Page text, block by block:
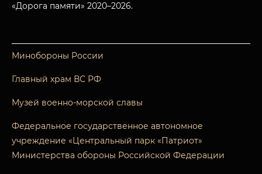
«Дорога памяти» 2020–2026.
Минобороны России
Главный храм ВС РФ
Музей военно-морской славы
Федеральное государственное автономное
учреждение «Центральный парк «Патриот»
Министерства обороны Российской Федерации